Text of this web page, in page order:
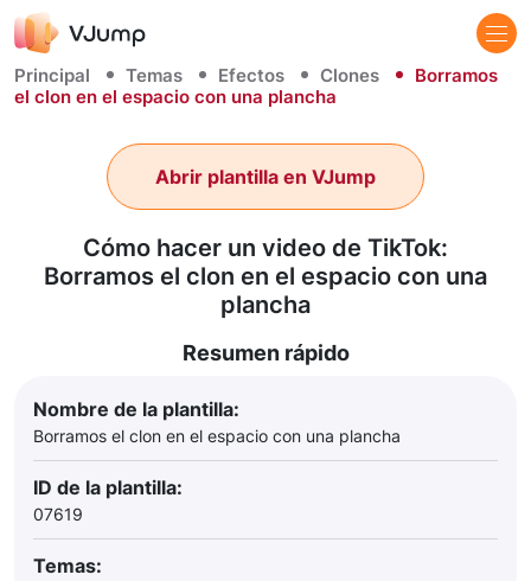
Principal Temas Efectos Clones
Borramos
el clon en el espacio con una plancha
Cómo hacer un video de TikTok:
Borramos el clon en el espacio con una
plancha
Abrir plantilla en VJump
Resumen rápido
Nombre de la plantilla:
Borramos el clon en el espacio con una plancha
ID de la plantilla:
07619
Temas: